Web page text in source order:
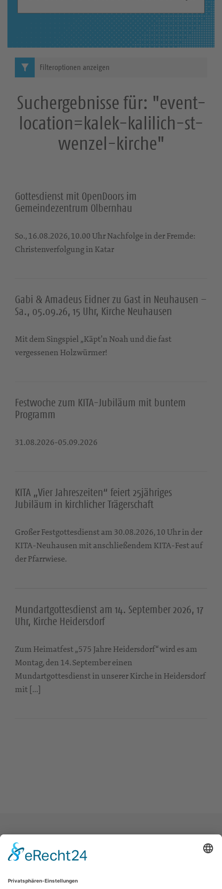
g
i
f
S
u
c
Suchergebnisse für: "event-
location=kalek-kalilich-st-
wenzel-kirche"
Gottesdienst mit OpenDoors im
Gemeindezentrum Olbernhau
So., 16.08.2026, 10.00 Uhr Nachfolge in der Fremde:
Christenverfolgung in Katar
Gabi & Amadeus Eidner zu Gast in Neuhausen –
Sa., 05.09.26, 15 Uhr, Kirche Neuhausen
Mit dem Singspiel „Käpt’n Noah und die fast
vergessenen Holzwürmer!
Festwoche zum KITA-Jubiläum mit buntem
Programm
31.08.2026-05.09.2026
KITA „Vier Jahreszeiten“ feiert 25jähriges
Jubiläum in kirchlicher Trägerschaft
Großer Festgottesdienst am 30.08.2026, 10 Uhr in der
KITA-Neuhausen mit anschließendem KITA-Fest auf
der Pfarrwiese.
Mundartgottesdienst am 14. September 2026, 17
Uhr, Kirche Heidersdorf
Zum Heimatfest „575 Jahre Heidersdorf“ wird es am
Montag, den 14. September einen
Mundartgottesdienst in unserer Kirche in Heidersdorf
mit […]
Filteroptionen anzeigen